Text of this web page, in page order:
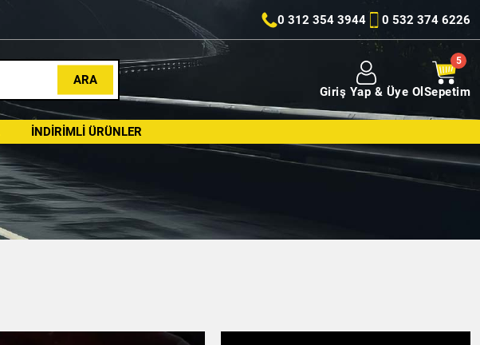
0 312 354 3944 0 532 374 6226
ARA
Giriş Yap & Üye Ol Sepetim
İNDIRIMLI ÜRÜNLER